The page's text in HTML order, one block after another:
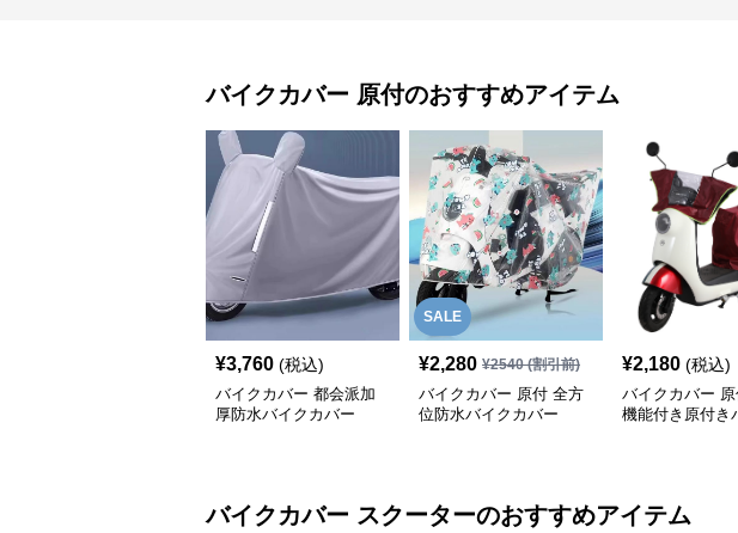
バイクカバー 原付のおすすめアイテム
¥3,760 (税込)
バイクカバー 都会派加
厚防水バイクカバー
SALE
¥2,280 ¥2540(割引前)
バイクカバー 原付 全方
位防水バイクカバー
¥2,180 (税込)
バイクカバー
機能付き原付き
バイクカバー スクーターのおすすめアイテム